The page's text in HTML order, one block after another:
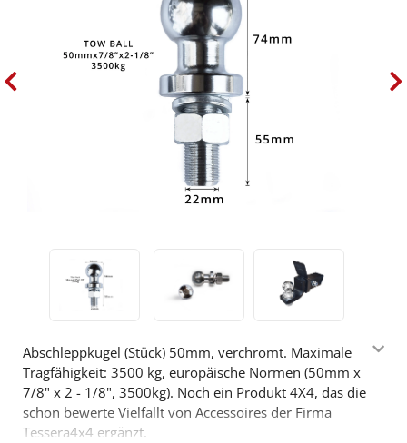
Abschleppkugel (Stück) 50mm, verchromt. Maximale
Tragfähigkeit: 3500 kg, europäische Normen (50mm x
7/8" x 2 - 1/8", 3500kg). Noch ein Produkt 4X4, das die
schon bewerte Vielfallt von Accessoires der Firma
Tessera4x4 ergänzt.